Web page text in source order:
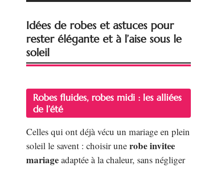
Idées de robes et astuces pour
rester élégante et à l’aise sous le
soleil
Robes fluides, robes midi : les alliées
de l’été
Celles qui ont déjà vécu un mariage en plein
soleil le savent : choisir une robe invitee
mariage adaptée à la chaleur, sans négliger